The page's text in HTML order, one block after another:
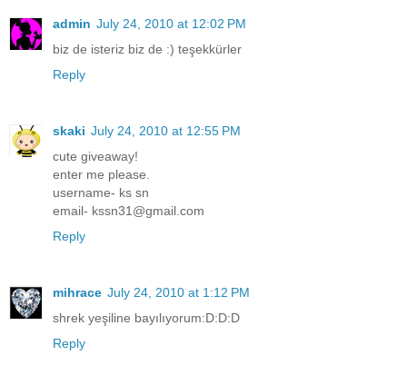
admin July 24, 2010 at 12:02 PM
biz de isteriz biz de :) teşekkürler
Reply
skaki July 24, 2010 at 12:55 PM
cute giveaway!
enter me please.
username- ks sn
email- kssn31@gmail.com
Reply
mihrace July 24, 2010 at 1:12 PM
shrek yeşiline bayılıyorum:D:D:D
Reply